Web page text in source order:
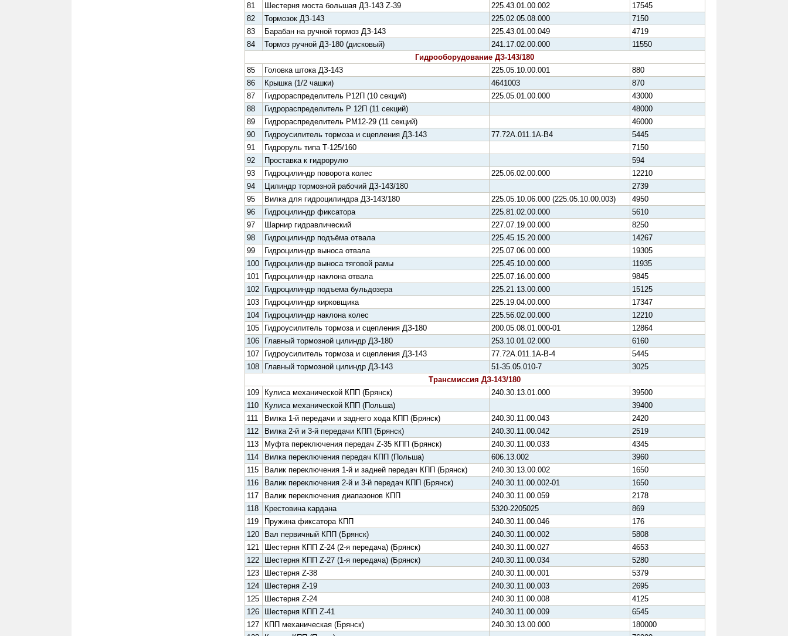
81
Шестерня моста большая ДЗ-143 Z-39 225.43.01.00.002
17545
82
Тормозок ДЗ-143 225.02.05.08.000
7150
83
Барабан на ручной тормоз ДЗ-143 225.43.01.00.049
4719
84
Тормоз ручной ДЗ-180 (дисковый) 241.17.02.00.000
11550
Гидрооборудование ДЗ-143/180
85
Головка штока ДЗ-143 225.05.10.00.001
880
86
Крышка (1/2 чашки) 4641003
870
87
Гидрораспределитель Р12П (10 секций) 225.05.01.00.000
43000
88
Гидрораспределитель Р 12П (11 секций)
48000
89
Гидрораспределитель РМ12-29 (11 секций)
46000
90
Гидроусилитель тормоза и сцепления ДЗ-143 77.72А.011.1А-В4
5445
91
Гидроруль типа Т-125/160
7150
92
Проставка к гидрорулю
594
93
Гидроцилиндр поворота колес 225.06.02.00.000
12210
94
Цилиндр тормозной рабочий ДЗ-143/180
2739
95
Вилка для гидроцилиндра ДЗ-143/180 225.05.10.06.000 (225.05.10.00.003)
4950
96
Гидроцилиндр фиксатора 225.81.02.00.000
5610
97
Шарнир гидравлический 227.07.19.00.000
8250
98
Гидроцилиндр подъёма отвала 225.45.15.20.000
14267
99
Гидроцилиндр выноса отвала 225.07.06.00.000
19305
100
Гидроцилиндр выноса тяговой рамы 225.45.10.00.000
11935
101
Гидроцилиндр наклона отвала 225.07.16.00.000
9845
102
Гидроцилиндр подъема бульдозера 225.21.13.00.000
15125
103
Гидроцилиндр кирковщика 225.19.04.00.000
17347
104
Гидроцилиндр наклона колес 225.56.02.00.000
12210
105
Гидроусилитель тормоза и сцепления ДЗ-180 200.05.08.01.000-01
12864
106
Главный тормозной цилиндр ДЗ-180 253.10.01.02.000
6160
107
Гидроусилитель тормоза и сцепления ДЗ-143 77.72А.011.1А-В-4
5445
108
Главный тормозной цилиндр ДЗ-143 51-35.05.010-7
3025
Трансмиссия ДЗ-143/180
109
Кулиса механической КПП (Брянск) 240.30.13.01.000
39500
110
Кулиса механической КПП (Польша)
39400
111
Вилка 1-й передачи и заднего хода КПП (Брянск) 240.30.11.00.043
2420
112
Вилка 2-й и 3-й передачи КПП (Брянск) 240.30.11.00.042
2519
113
Муфта переключения передач Z-35 КПП (Брянск) 240.30.11.00.033
4345
114
Вилка переключения передач КПП (Польша) 606.13.002
3960
115
Валик переключения 1-й и задней передач КПП (Брянск) 240.30.13.00.002
1650
116
Валик переключения 2-й и 3-й передач КПП (Брянск) 240.30.11.00.002-01
1650
117
Валик переключения диапазонов КПП 240.30.11.00.059
2178
118
Крестовина кардана 5320-2205025
869
119
Пружина фиксатора КПП 240.30.11.00.046
176
120
Вал первичный КПП (Брянск) 240.30.11.00.002
5808
121
Шестерня КПП Z-24 (2-я передача) (Брянск) 240.30.11.00.027
4653
122
Шестерня КПП Z-27 (1-я передача) (Брянск) 240.30.11.00.034
5280
123
Шестерня Z-38 240.30.11.00.001
5379
124
Шестерня Z-19 240.30.11.00.003
2695
125
Шестерня Z-24 240.30.11.00.008
4125
126
Шестерня КПП Z-41 240.30.11.00.009
6545
127
КПП механическая (Брянск) 240.30.13.00.000
180000